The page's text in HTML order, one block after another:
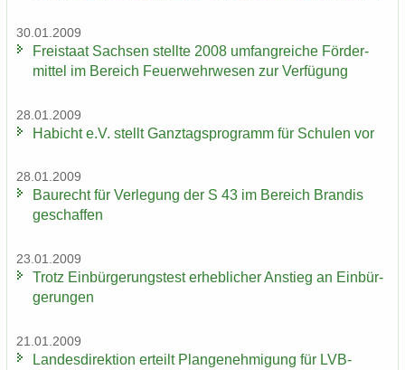
30.01.2009
Frei­staat Sach­sen stell­te 2008 um­fang­rei­che För­der­
mit­tel im Be­reich Feu­er­wehr­we­sen zur Ver­fü­gung
28.01.2009
Ha­bicht e.V. stellt Ganz­tags­pro­gramm für Schu­len vor
28.01.2009
Bau­recht für Ver­le­gung der S 43 im Be­reich Bran­dis
ge­schaf­fen
23.01.2009
Trotz Ein­bür­ge­rungs­test er­heb­li­cher An­stieg an Ein­bür­
ge­run­gen
21.01.2009
Lan­des­di­rek­ti­on er­teilt Plan­ge­neh­mi­gung für LVB-​